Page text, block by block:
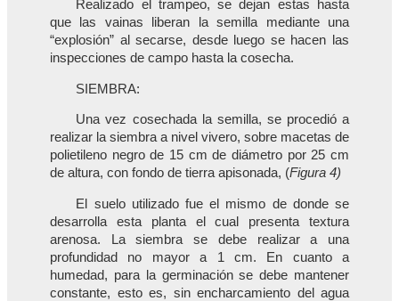
Realizado el trampeo, se dejan estas hasta
que las vainas liberan la semilla mediante una
“explosión” al secarse, desde luego se hacen las
inspecciones de campo hasta la cosecha.
SIEMBRA:
Una vez cosechada la semilla, se procedió a
realizar la siembra a nivel vivero, sobre macetas de
polietileno negro de 15 cm de diámetro por 25 cm
de altura, con fondo de tierra apisonada, (Figura 4)
El suelo utilizado fue el mismo de donde se
desarrolla esta planta el cual presenta textura
arenosa. La siembra se debe realizar a una
profundidad no mayor a 1 cm. En cuanto a
humedad, para la germinación se debe mantener
constante, esto es, sin encharcamiento del agua